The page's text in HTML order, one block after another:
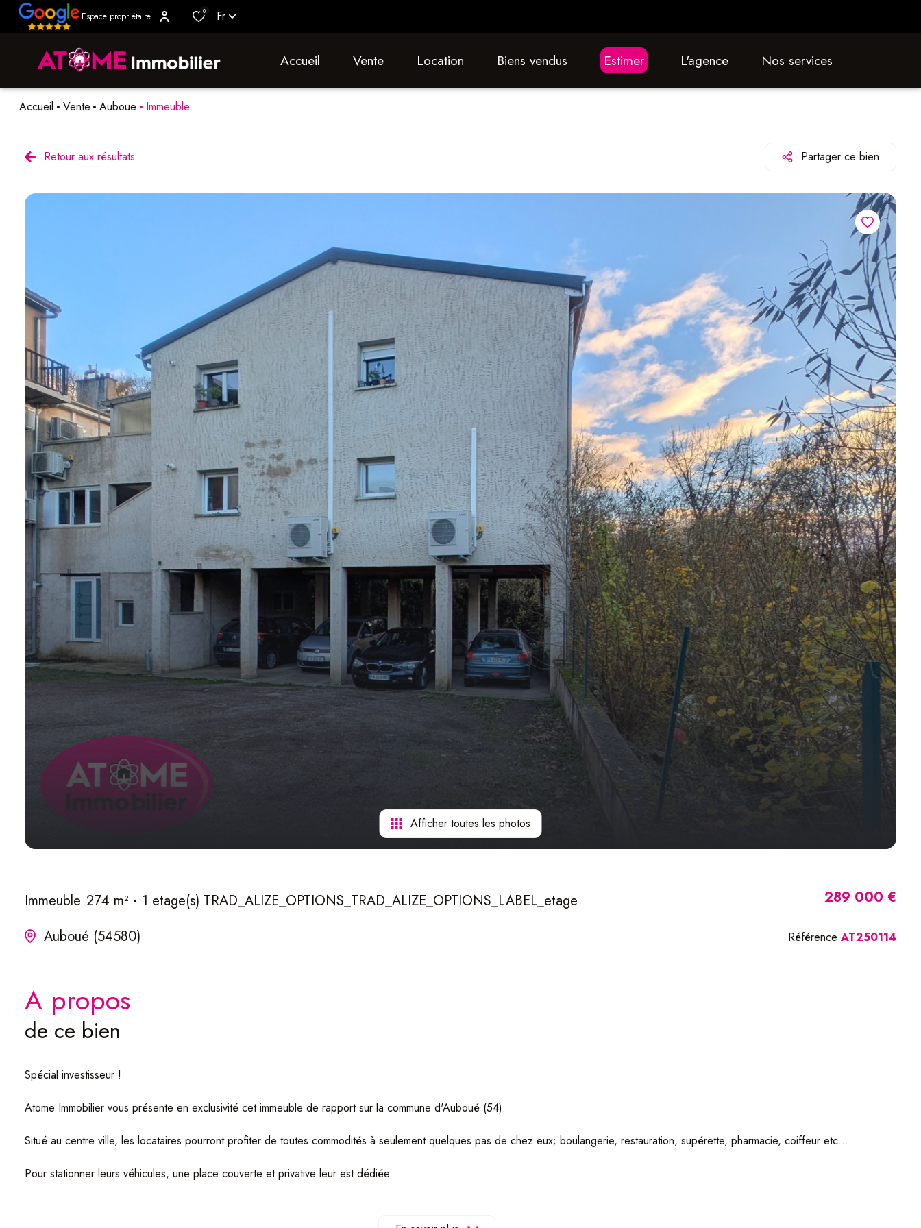
Espace propriétaire 0 Fr
accueil vente location biens vendus estimer L'agence nos services
Accueil Vente Auboue Immeuble
Retour aux résultats Partager ce bien
Afficher toutes les photos
Immeuble 274 m²
1 etage(s) TRAD_ALIZE_OPTIONS_TRAD_ALIZE_OPTIONS_LABEL_etage
Auboué (54580)
289 000 €
Référence AT250114
a propos
de ce bien
Spécial investisseur !
Atome Immobilier vous présente en exclusivité cet immeuble de rapport sur la commune d'Auboué (54).
Situé au centre ville, les locataires pourront profiter de toutes commodités à seulement quelques pas de chez eux; boulangerie, restauration, supérette, pharmacie, coiffeur etc...
Pour stationner leurs véhicules, une place couverte et privative leur est dédiée.